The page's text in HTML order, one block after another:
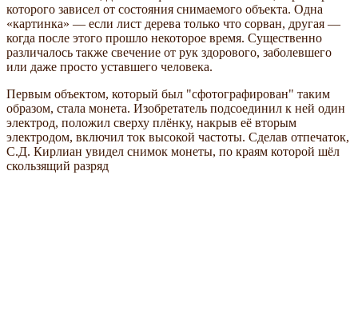
которого зависел от состояния снимаемого объекта. Одна
«картинка» — если лист дерева только что сорван, другая —
когда после этого прошло некоторое время. Существенно
различалось также свечение от рук здорового, заболевшего
или даже просто уставшего человека.
Первым объектом, который был "сфотографирован" таким
образом, стала монета. Изобретатель подсоединил к ней один
электрод, положил сверху плёнку, накрыв её вторым
электродом, включил ток высокой частоты. Сделав отпечаток,
С.Д. Кирлиан увидел снимок монеты, по краям которой шёл
скользящий разряд